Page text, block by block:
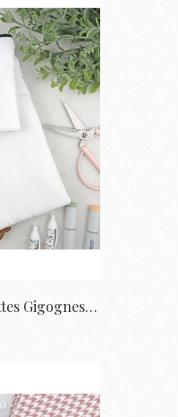
1,2,3... Cousez ! Pochettes Gigognes -...